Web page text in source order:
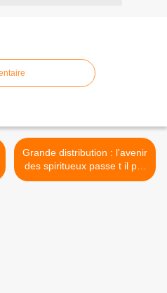
Grande distribution : l'avenir
des spiritueux passe t il par
les MDD ? >